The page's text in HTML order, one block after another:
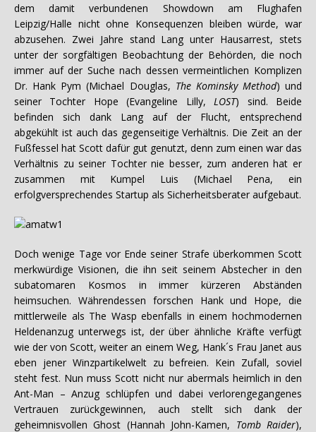
dem damit verbundenen Showdown am Flughafen
Leipzig/Halle nicht ohne Konsequenzen bleiben würde, war
abzusehen. Zwei Jahre stand Lang unter Hausarrest, stets
unter der sorgfältigen Beobachtung der Behörden, die noch
immer auf der Suche nach dessen vermeintlichen Komplizen
Dr. Hank Pym (Michael Douglas, The Kominsky Method) und
seiner Tochter Hope (Evangeline Lilly, LOST) sind. Beide
befinden sich dank Lang auf der Flucht, entsprechend
abgekühlt ist auch das gegenseitige Verhältnis. Die Zeit an der
Fußfessel hat Scott dafür gut genutzt, denn zum einen war das
Verhältnis zu seiner Tochter nie besser, zum anderen hat er
zusammen mit Kumpel Luis (Michael Pena, ein
erfolgversprechendes Startup als Sicherheitsberater aufgebaut.
Doch wenige Tage vor Ende seiner Strafe überkommen Scott
merkwürdige Visionen, die ihn seit seinem Abstecher in den
subatomaren Kosmos in immer kürzeren Abständen
heimsuchen. Währendessen forschen Hank und Hope, die
mittlerweile als The Wasp ebenfalls in einem hochmodernen
Heldenanzug unterwegs ist, der über ähnliche Kräfte verfügt
wie der von Scott, weiter an einem Weg, Hank´s Frau Janet aus
eben jener Winzpartikelwelt zu befreien. Kein Zufall, soviel
steht fest. Nun muss Scott nicht nur abermals heimlich in den
Ant-Man – Anzug schlüpfen und dabei verlorengegangenes
Vertrauen zurückgewinnen, auch stellt sich dank der
geheimnisvollen Ghost (Hannah John-Kamen, Tomb Raider),